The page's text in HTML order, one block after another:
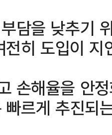
담을 낮추기
전히 도입이 지
손해율을 안
르게 추진되